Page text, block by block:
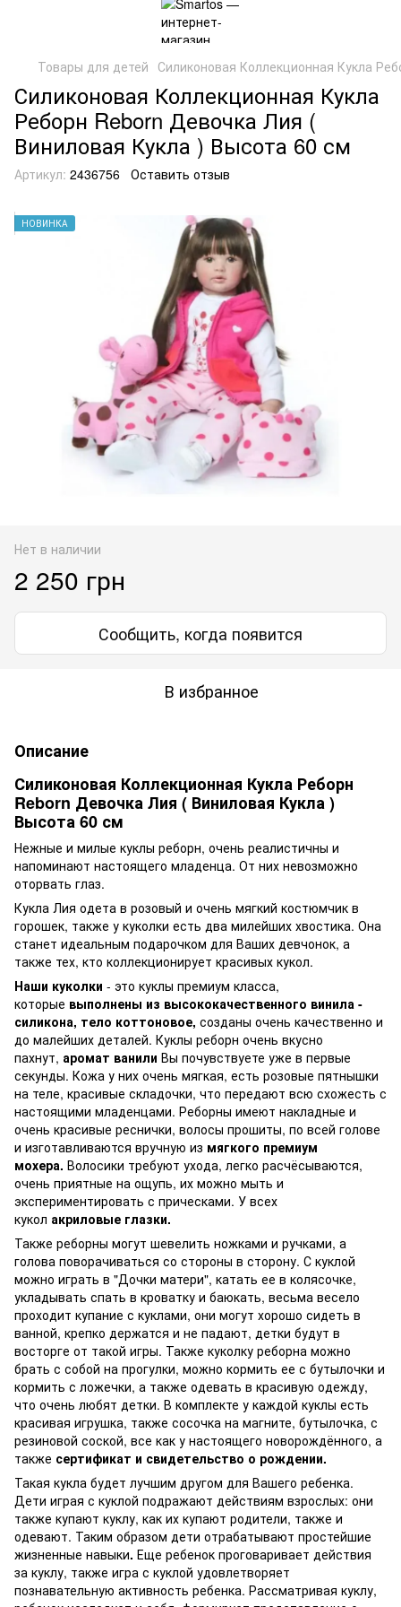
Товары для детей Силиконовая Коллекционная Кукла
Силиконовая Коллекционная Кукла
Реборн Reborn Девочка Лия (
Виниловая Кукла ) Высота 60 см
Артикул: 2436756 Оставить отзыв
НОВИНКА
Нет в наличии
2 250 грн
Сообщить, когда появится
В избранное
Описание
Силиконовая Коллекционная Кукла Реборн
Reborn Девочка Лия ( Виниловая Кукла )
Высота 60 см
Нежные и милые куклы реборн, очень реалистичны и
напоминают настоящего младенца. От них невозможно
оторвать глаз.
Кукла Лия одета в розовый и очень мягкий костюмчик в
горошек, также у куколки есть два милейших хвостика. Она
станет идеальным подарочком для Ваших девчонок, а
также тех, кто коллекционирует красивых кукол.
Наши куколки - это куклы премиум класса,
которые выполнены из высококачественного винила -
силикона, тело коттоновое, созданы очень качественно и
до малейших деталей. Куклы реборн очень вкусно
пахнут, аромат ванили Вы почувствуете уже в первые
секунды. Кожа у них очень мягкая, есть розовые пятнышки
на теле, красивые складочки, что передают всю схожесть с
настоящими младенцами. Реборны имеют накладные и
очень красивые реснички, волосы прошиты, по всей голове
и изготавливаются вручную из мягкого премиум
мохера. Волосики требуют ухода, легко расчёсываются,
очень приятные на ощупь, их можно мыть и
экспериментировать с прическами. У всех
кукол акриловые глазки.
Также реборны могут шевелить ножками и ручками, а
голова поворачиваться со стороны в сторону. С куклой
можно играть в "Дочки матери", катать ее в колясочке,
укладывать спать в кроватку и баюкать, весьма весело
проходит купание с куклами, они могут хорошо сидеть в
ванной, крепко держатся и не падают, детки будут в
восторге от такой игры. Также куколку реборна можно
брать с собой на прогулки, можно кормить ее с бутылочки и
кормить с ложечки, а также одевать в красивую одежду,
что очень любят детки. В комплекте у каждой куклы есть
красивая игрушка, также сосочка на магните, бутылочка, с
резиновой соской, все как у настоящего новорождённого, а
также сертификат и свидетельство о рождении.
Такая кукла будет лучшим другом для Вашего ребенка.
Дети играя с куклой подражают действиям взрослых: они
также купают куклу, как их купают родители, также и
одевают. Таким образом дети отрабатывают простейшие
жизненные навыки. Еще ребенок проговаривает действия
за куклу, также игра с куклой удовлетворяет
познавательную активность ребенка. Рассматривая куклу,